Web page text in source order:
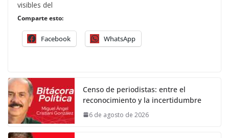
visibles del
Comparte esto:
Facebook WhatsApp
Censo de periodistas: entre el
reconocimiento y la incertidumbre
6 de agosto de 2026